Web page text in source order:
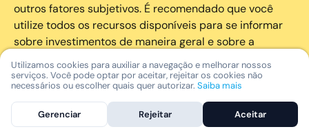
outros fatores subjetivos. É recomendado que você
utilize todos os recursos disponíveis para se informar
sobre investimentos de maneira geral e sobre a
composição geral de seu portfólio. Questões fiscais ou
legais relativas aos investimentos realizados através da
Nomad devem ser obtidas pelos próprios clientes. A
Nomad e suas afiliadas não fornecem nenhum tipo de
aconselhamento legal ou fiscal.
Utilizamos cookies para auxiliar a navegação e melhorar nossos
serviços. Você pode optar por aceitar, rejeitar os cookies não
necessários ou escolher quais quer autorizar. Saiba mais
Gerenciar Rejeitar Aceitar